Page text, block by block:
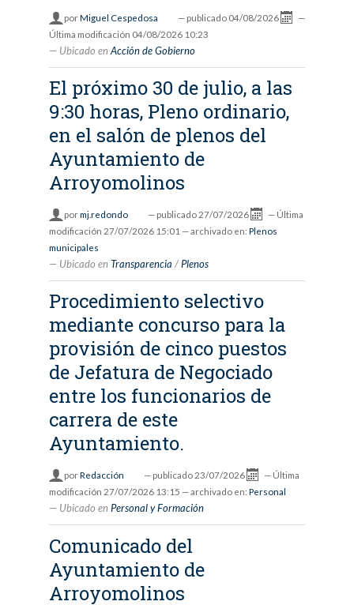
porMiguel Cespedosa — publicado 04/08/2026
—
Última modificación 04/08/2026 10:23
Ubicado en Acción de Gobierno
El próximo 30 de julio, a las
9:30 horas, Pleno ordinario,
en el salón de plenos del
Ayuntamiento de
Arroyomolinos
pormj.redondo — publicado 27/07/2026 — Última
modificación 27/07/2026 15:01 — archivado en: Plenos
municipales
Ubicado en Transparencia /Plenos
Procedimiento selectivo
mediante concurso para la
provisión de cinco puestos
de Jefatura de Negociado
entre los funcionarios de
carrera de este
Ayuntamiento.
porRedacción — publicado 23/07/2026 — Última
modificación 27/07/2026 13:15 — archivado en: Personal
Ubicado en Personal y Formación
Comunicado del
Ayuntamiento de
Arroyomolinos